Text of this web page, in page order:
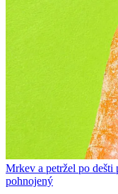
Mrkev a petržel po dešti
pohnojený